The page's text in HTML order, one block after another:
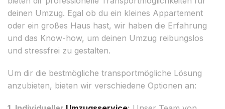
deinen Umzug. Egal ob du ein kleines Appartement
oder ein großes Haus hast, wir haben die Erfahrung
und das Know-how, um deinen Umzug reibungslos
und stressfrei zu gestalten.
Um dir die bestmögliche transportmögliche Lösung
anzubieten, bieten wir verschiedene Optionen an: